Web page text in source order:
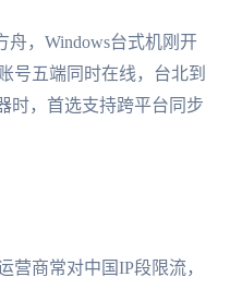
，Windows台式机刚开
号五端同时在线，台北到
时，首选支持跨平台同步
商常对中国IP段限流，